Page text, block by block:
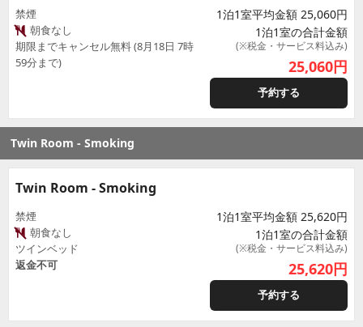
禁煙
朝食なし
期限までキャンセル無料 (8月18日 7時
59分まで)
1泊1室平均金額 25,060円
1泊1室の合計金額
(※税金・サービス料込み)
25,060円
予約する
Twin Room - Smoking
Twin Room - Smoking
禁煙
朝食なし
ツインベッド
返金不可
1泊1室平均金額 25,620円
1泊1室の合計金額
(※税金・サービス料込み)
25,620円
予約する